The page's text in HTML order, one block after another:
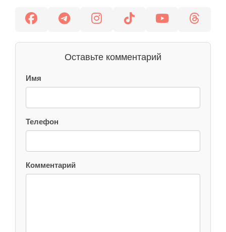
Оставьте комментарий
Имя
Телефон
Комментарий